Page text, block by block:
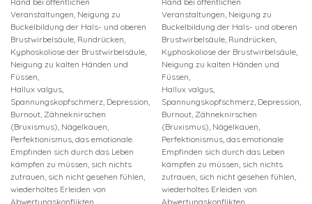
Veranstaltungen, Neigung zu
Buckelbildung der Hals- und oberen
Brustwirbelsäule, Rundrücken,
Kyphoskoliose der Brustwirbelsäule,
Neigung zu kalten Händen und
Füssen,
Hallux valgus,
Spannungskopfschmerz, Depression,
Burnout, Zähneknirschen
(Bruxismus), Nägelkauen,
Perfektionismus, das emotionale
Empfinden sich durch das Leben
kämpfen zu müssen, sich nichts
zutrauen, sich nicht gesehen fühlen,
wiederholtes Erleiden von
Abwertungskonflikten
Veranstaltungen, Neigung zu
Buckelbildung der Hals- und oberen
Brustwirbelsäule, Rundrücken,
Kyphoskoliose der Brustwirbelsäule,
Neigung zu kalten Händen und
Füssen,
Hallux valgus,
Spannungskopfschmerz, Depression,
Burnout, Zähneknirschen
(Bruxismus), Nägelkauen,
Perfektionismus, das emotionale
Empfinden sich durch das Leben
kämpfen zu müssen, sich nichts
zutrauen, sich nicht gesehen fühlen,
wiederholtes Erleiden von
Abwertungskonflikten